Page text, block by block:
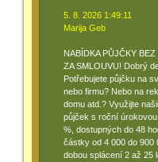
5. 8. 2026 1:49:11
Marija Geb
NABÍDKA PŮJČKY BEZ
ZA SMLOUVU! Dobrý
Potřebujete půjčku na
nebo firmu? Nebo na
domu atd.? Využijte
půjček s roční
%, dostupných do 48
částky od 4 000 do 900
dobou splácení 2 až 25